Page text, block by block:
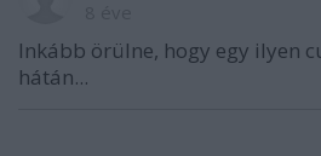
Inkább örülne, hogy egy ilyen
hátán...